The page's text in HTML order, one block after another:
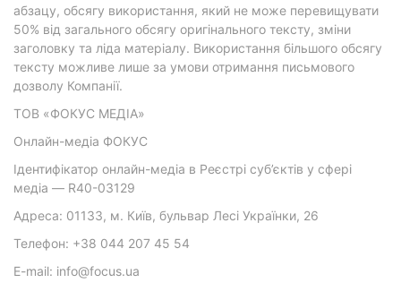
абзацу, обсягу використання, який не може перевищувати
50% від загального обсягу оригінального тексту, зміни
заголовку та ліда матеріалу. Використання більшого обсягу
тексту можливе лише за умови отримання письмового
дозволу Компанії.
ТОВ «ФОКУС МЕДІА»
Онлайн-медіа ФОКУС
Ідентифікатор онлайн-медіа в Реєстрі суб’єктів у сфері
медіа — R40-03129
Адреса: 01133, м. Київ, бульвар Лесі Українки, 26
Телефон: +38 044 207 45 54
E-mail: info@focus.ua